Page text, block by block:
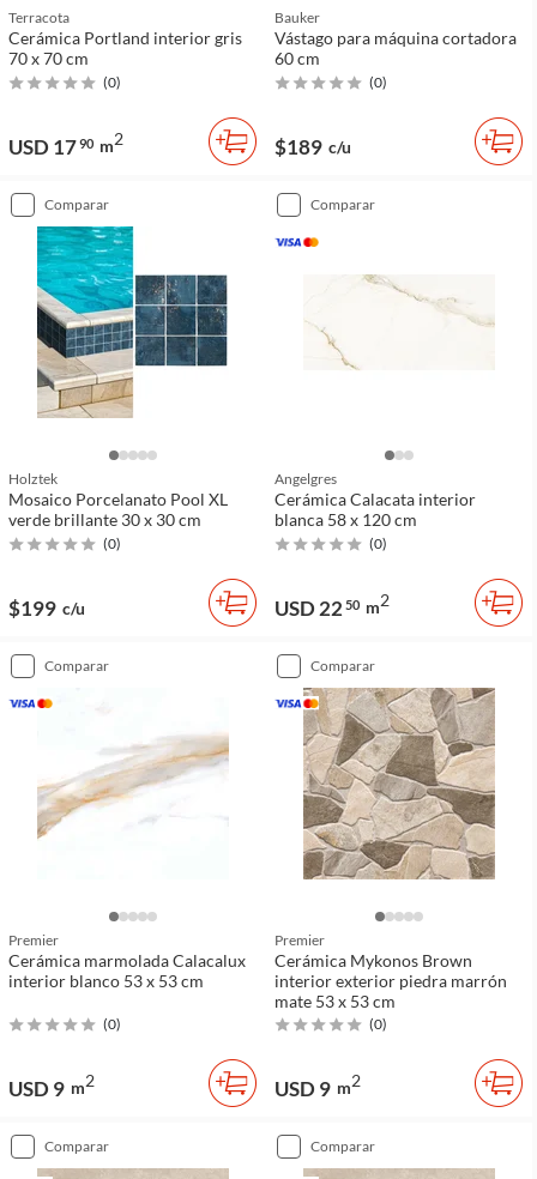
Terracota
Cerámica Portland interior gris
70 x 70 cm
(0)
USD 1790 m2
Bauker
Vástago para máquina cortadora
60 cm
(0)
$189 c/u
comparar
Holztek
Mosaico Porcelanato Pool XL
verde brillante 30 x 30 cm
(0)
$199 c/u
comparar
Angelgres
Cerámica Calacata interior
blanca 58 x 120 cm
(0)
USD 22 50 m2
comparar
Premier
Cerámica marmolada Calacalux
interior blanco 53 x 53 cm
(0)
USD 9 m2
comparar
Premier
Cerámica Mykonos Brown
interior exterior piedra marrón
mate 53 x 53 cm
(0)
USD 9 m2
comparar comparar